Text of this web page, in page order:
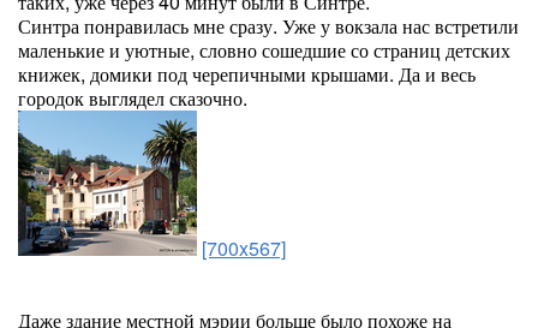
Синтра понравилась мне сразу. Уже у вокзала нас встретили
маленькие и уютные, словно сошедшие со страниц детских
книжек, домики под черепичными крышами. Да и весь
городок выглядел сказочно.
[700x567]
Даже здание местной мэрии больше было похоже на